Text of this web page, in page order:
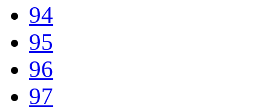
94
95
96
97